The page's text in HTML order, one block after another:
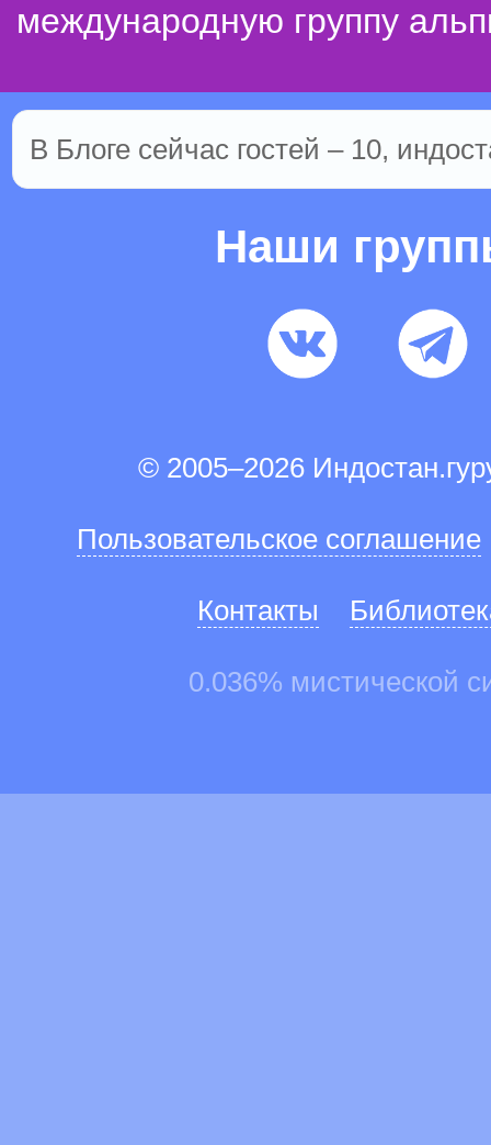
международную группу
В Блоге сейчас гостей – 10,
Наши
© 2005–2026
Пользовательское соглашение
Контакты
0.036% мистической